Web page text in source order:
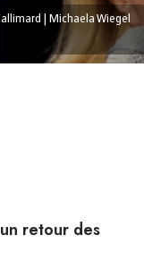
| Michaela Wiegel
retour des